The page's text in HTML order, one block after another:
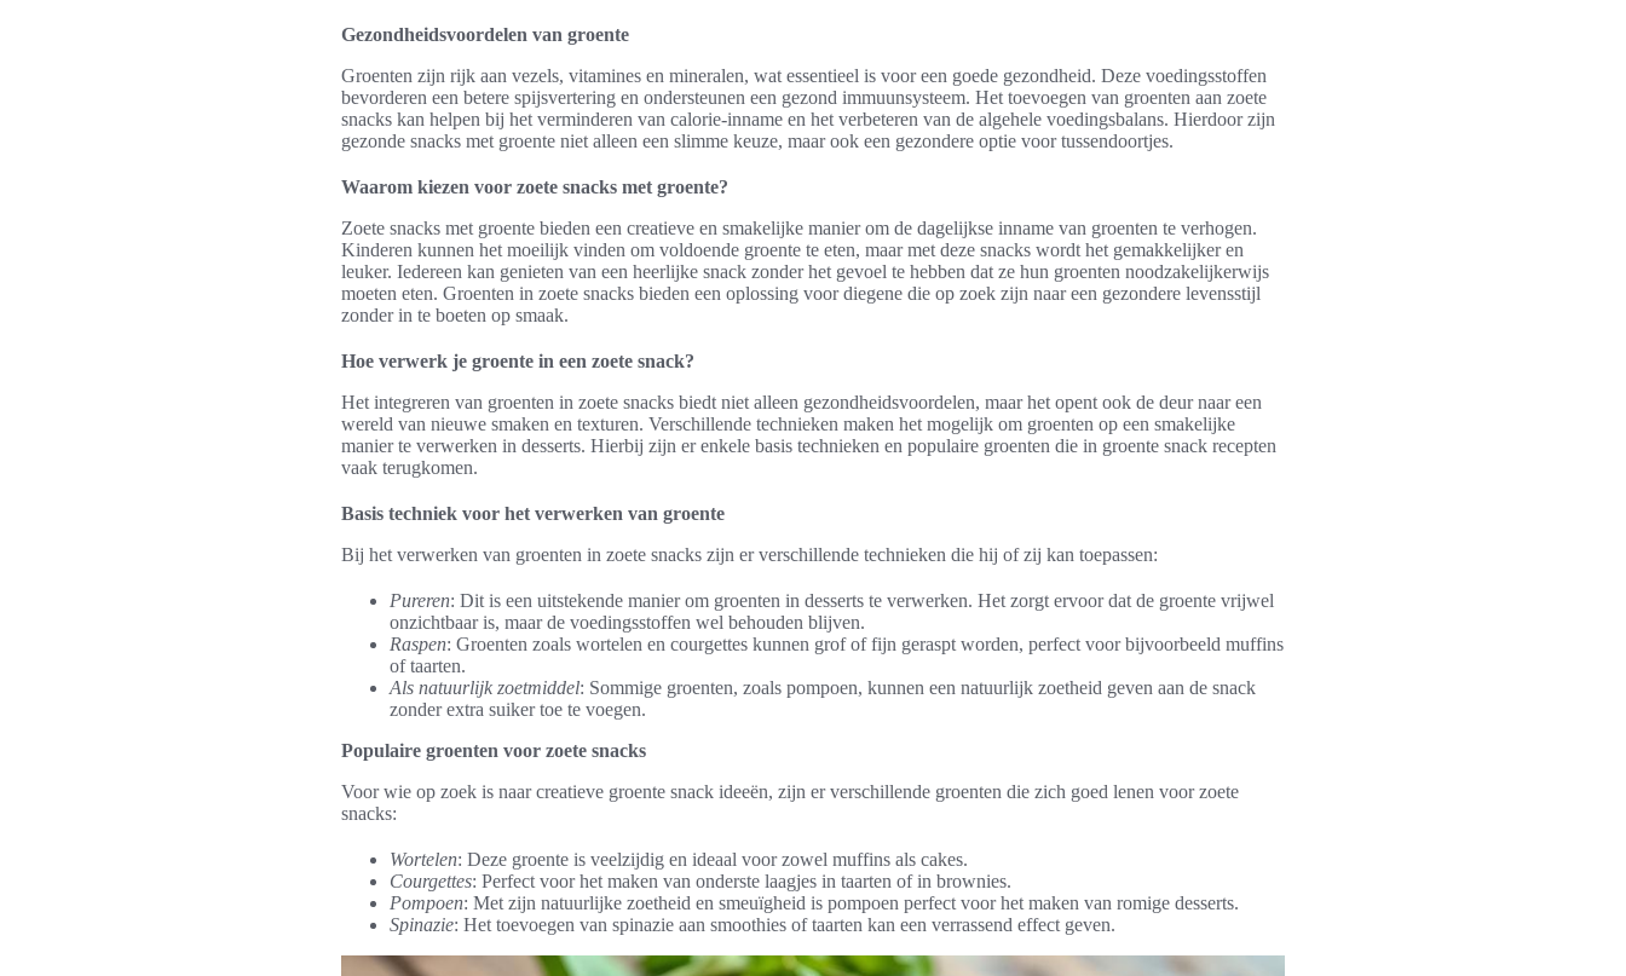
Gezondheidsvoordelen van groente
Groenten zijn rijk aan vezels, vitamines en mineralen, wat essentieel is voor een goede gezondheid. Deze voedingsstoffen
bevorderen een betere spijsvertering en ondersteunen een gezond immuunsysteem. Het toevoegen van groenten aan zoete
snacks kan helpen bij het verminderen van calorie-inname en het verbeteren van de algehele voedingsbalans. Hierdoor zijn
gezonde snacks met groente niet alleen een slimme keuze, maar ook een gezondere optie voor tussendoortjes.
Waarom kiezen voor zoete snacks met groente?
Zoete snacks met groente bieden een creatieve en smakelijke manier om de dagelijkse inname van groenten te verhogen.
Kinderen kunnen het moeilijk vinden om voldoende groente te eten, maar met deze snacks wordt het gemakkelijker en
leuker. Iedereen kan genieten van een heerlijke snack zonder het gevoel te hebben dat ze hun groenten noodzakelijkerwijs
moeten eten. Groenten in zoete snacks bieden een oplossing voor diegene die op zoek zijn naar een gezondere levensstijl
zonder in te boeten op smaak.
Hoe verwerk je groente in een zoete snack?
Het integreren van groenten in zoete snacks biedt niet alleen gezondheidsvoordelen, maar het opent ook de deur naar een
wereld van nieuwe smaken en texturen. Verschillende technieken maken het mogelijk om groenten op een smakelijke
manier te verwerken in desserts. Hierbij zijn er enkele basis technieken en populaire groenten die in groente snack recepten
vaak terugkomen.
Basis techniek voor het verwerken van groente
Bij het verwerken van groenten in zoete snacks zijn er verschillende technieken die hij of zij kan toepassen:
Pureren: Dit is een uitstekende manier om groenten in desserts te verwerken. Het zorgt ervoor dat de groente vrijwel
onzichtbaar is, maar de voedingsstoffen wel behouden blijven.
Raspen: Groenten zoals wortelen en courgettes kunnen grof of fijn geraspt worden, perfect voor bijvoorbeeld muffins
of taarten.
Als natuurlijk zoetmiddel: Sommige groenten, zoals pompoen, kunnen een natuurlijk zoetheid geven aan de snack
zonder extra suiker toe te voegen.
Populaire groenten voor zoete snacks
Voor wie op zoek is naar creatieve groente snack ideeën, zijn er verschillende groenten die zich goed lenen voor zoete
snacks:
Wortelen: Deze groente is veelzijdig en ideaal voor zowel muffins als cakes.
Courgettes: Perfect voor het maken van onderste laagjes in taarten of in brownies.
Pompoen: Met zijn natuurlijke zoetheid en smeuïgheid is pompoen perfect voor het maken van romige desserts.
Spinazie: Het toevoegen van spinazie aan smoothies of taarten kan een verrassend effect geven.